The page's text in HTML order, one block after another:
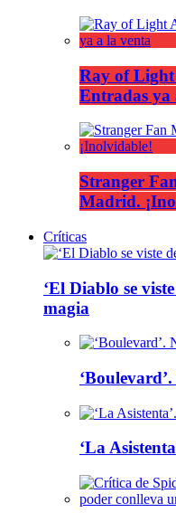
Ray of Light
Entradas ya
Stranger
Madrid.
Críticas
‘El Diablo se
magia
‘La